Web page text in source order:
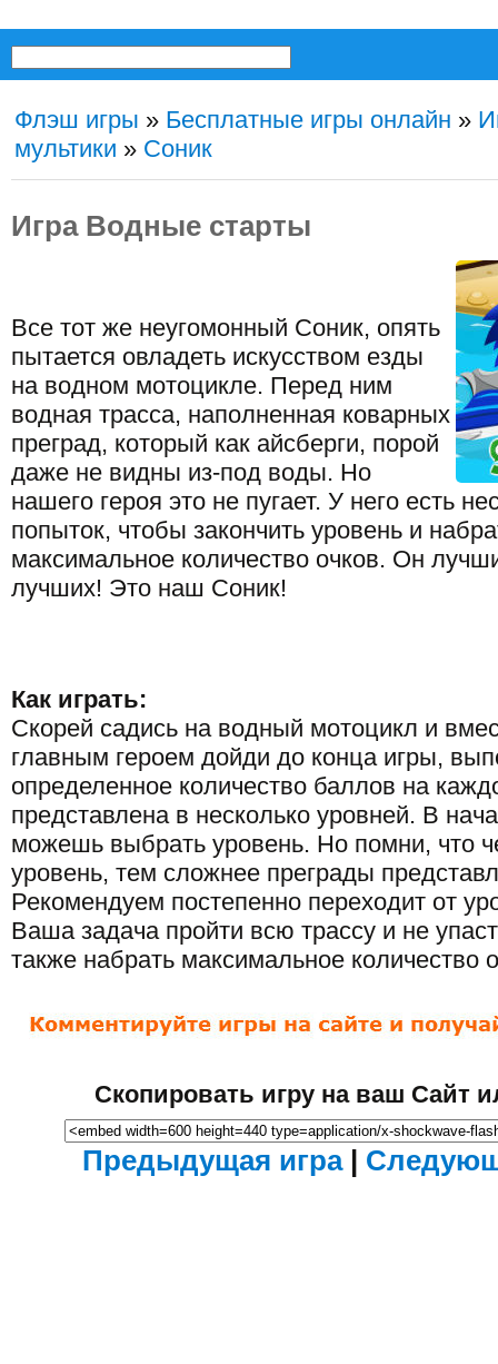
Флэш игры » Бесплатные игры онлайн »
мультики » Соник
Игра Водные старты
Все тот же неугомонный Соник, опять
пытается овладеть искусством езды
на водном мотоцикле. Перед ним
водная трасса, наполненная коварных
преград, который как айсберги, порой
даже не видны из-под воды. Но
нашего героя это не пугает. У него есть
попыток, чтобы закончить уровень и
максимальное количество очков. Он
лучших! Это наш Соник!
Как играть:
Скорей садись на водный мотоцикл и
главным героем дойди до конца игры,
определенное количество баллов на
представлена в несколько уровней. В
можешь выбрать уровень. Но помни, что
уровень, тем сложнее преграды
Рекомендуем постепенно переходит от
Ваша задача пройти всю трассу и не
также набрать максимальное количество
Скопировать игру на ваш Сайт
Предыдущая игра|